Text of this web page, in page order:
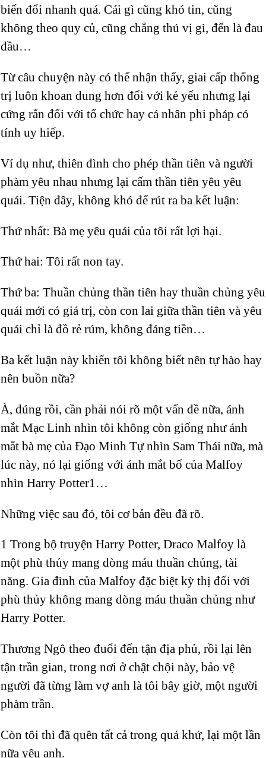
biến đổi nhanh quá. Cái gì cũng khó tin, cũng
không theo quy củ, cũng chẳng thú vị gì, đến là đau
đầu…
Từ câu chuyện này có thể nhận thấy, giai cấp thống
trị luôn khoan dung hơn đối với kẻ yếu nhưng lại
cứng rắn đối với tổ chức hay cá nhân phi pháp có
tính uy hiếp.
Ví dụ như, thiên đình cho phép thần tiên và người
phàm yêu nhau nhưng lại cấm thần tiên yêu yêu
quái. Tiện đây, không khó để rút ra ba kết luận:
Thứ nhất: Bà mẹ yêu quái của tôi rất lợi hại.
Thứ hai: Tôi rất non tay.
Thứ ba: Thuần chủng thần tiên hay thuần chủng yêu
quái mới có giá trị, còn con lai giữa thần tiên và yêu
quái chỉ là đồ rẻ rúm, không đáng tiền…
Ba kết luận này khiến tôi không biết nên tự hào hay
nên buồn nữa?
À, đúng rồi, cần phải nói rõ một vấn đề nữa, ánh
mắt Mạc Linh nhìn tôi không còn giống như ánh
mắt bà mẹ của Đạo Minh Tự nhìn Sam Thái nữa, mà
lúc này, nó lại giống với ánh mắt bố của Malfoy
nhìn Harry Potter1…
Những việc sau đó, tôi cơ bản đều đã rõ.
1 Trong bộ truyện Harry Potter, Draco Malfoy là
một phù thủy mang dòng máu thuần chủng, tài
năng. Gia đình của Malfoy đặc biệt kỳ thị đối với
phù thủy không mang dòng máu thuần chủng như
Harry Potter.
Thương Ngô theo đuổi đến tận địa phủ, rồi lại lên
tận trần gian, trong nơi ở chật chội này, bảo vệ
người đã từng làm vợ anh là tôi bây giờ, một người
phàm trần.
Còn tôi thì đã quên tất cả trong quá khứ, lại một lần
nữa yêu anh.